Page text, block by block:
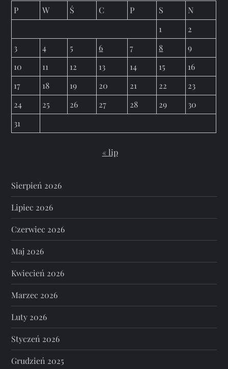
P
W Ś C P S
N
1
2
3
4 5 6 7 8
9
10
11 12 13 14 15
16
17
18 19 20 21 22
23
24
25 26 27 28 29
30
31
« lip
Sierpień 2026
Lipiec 2026
Czerwiec 2026
Maj 2026
Kwiecień 2026
Marzec 2026
Luty 2026
Styczeń 2026
Grudzień 2025